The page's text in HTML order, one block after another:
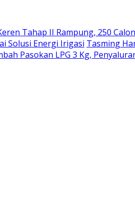
Tahap II Rampung, 250
Solusi Energi Irigasi Tasming
Pasokan LPG 3 Kg,